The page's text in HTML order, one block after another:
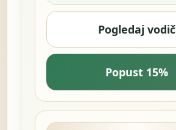
Pogledaj vodič
Popust 15%